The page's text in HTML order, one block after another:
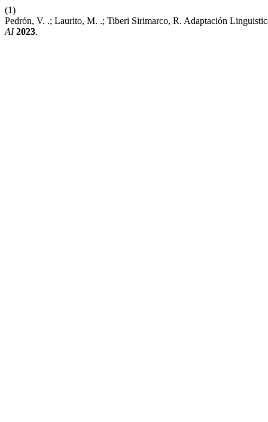
(1)
Pedrón, V. .; Laurito, M. .; Tiberi Sirimarco, R. Adaptación
AI 2023.